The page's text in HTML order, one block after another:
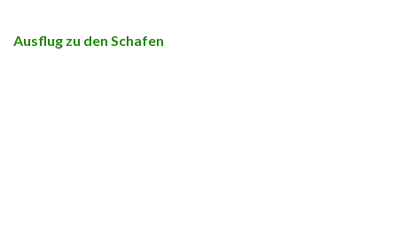
Ausflug zu den Schafen